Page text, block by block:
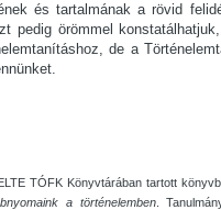
és tartalmának a rövid
pedig örömmel
de a
TÓFK Könyvtárában tartott
a történelemben.